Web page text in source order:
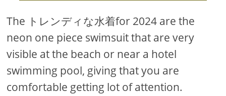
The トレンディな水着for 2024 are the
neon one piece swimsuit that are very
visible at the beach or near a hotel
swimming pool, giving that you are
comfortable getting lot of attention.